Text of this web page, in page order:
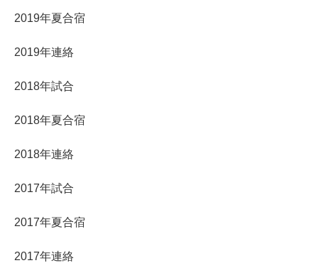
2019年夏合宿
2019年連絡
2018年試合
2018年夏合宿
2018年連絡
2017年試合
2017年夏合宿
2017年連絡